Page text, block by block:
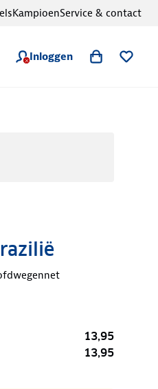
Inloggen
KampioenService & contact
13,95
13,95